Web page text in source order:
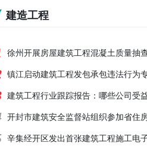
建造工程
徐州开展房屋建筑工程混凝土质量抽
镇江启动建筑工程发包承包违法行为
建筑工程行业跟踪报告：哪些公司受
开封市建筑安全监督站组织参加省住
辛集经开区发出首张建筑工程施工电